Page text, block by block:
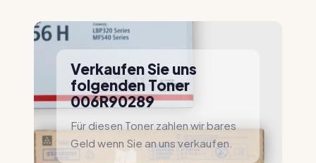
Verkaufen Sie uns
folgenden Toner
006R90289
Für diesen Toner zahlen wir bares
Geld wenn Sie an uns verkaufen.